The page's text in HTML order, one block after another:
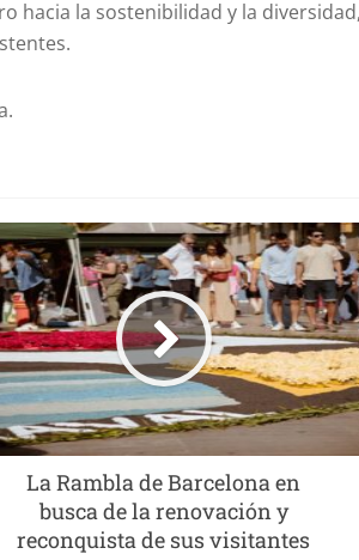
hacia la sostenibilidad y la diversidad,
La Rambla de Barcelona en
busca de la renovación y
reconquista de sus visitantes